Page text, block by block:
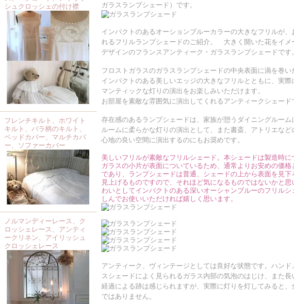
シュクロッシェの付け襟
フレンチキルト、ホワイト
キルト、バラ柄のキルト、
ベッドカバー、マルチカバ
ー、ソファーカバー
ノルマンディーレース、ク
ロッシェレース、アンティ
ークリネン、アイリッシュ
クロッシェレース
ガラスランプシェード）です。
インパクトのあるオーションブルーカラーの大きなフリルが、
れるフリルランプシェードのご紹介。 大きく開いた花をイメ
デザインのフランスアンティーク・ガラスランプシェードです。
フロストガラスのガラスランプシェードの中央表面に渦を巻い
インパクトのある美しいエッジの大きなフリルとともに、実
マンティックな灯りの演出をお楽しみいただけます。
お部屋を素敵な雰囲気に演出してくれるアンティークシェード
存在感のあるランプシェードは、家族が憩うダイニングルーム
ルームに柔らかな灯りの演出として、また書斎、アトリエな
心地の良い空間に演出するのにもお奨めです。
美しいフリルが素敵なフリルシェード。本シェードは製造時
ガラスの小片が表面についているため、通常よりお安めの価
であり、ランプシェードは普通、シェードの上から表面を見
見上げるものですので、それほど気になるものではないかと
わいとしてインパクトのある深いオーシャンブルーのフリル
しんでお使いいただければ嬉しく思います。
アンティーク、ヴィンテージとしては良好な状態です。ハン
スシェードによく見られるガラス内部の気泡のはじけ、また
経過による跡は感じられますが、実際に灯りを灯してみると
ではありません。